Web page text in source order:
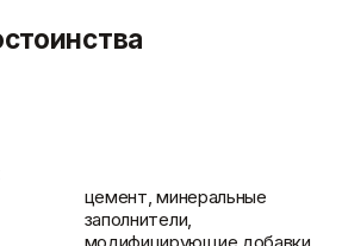
Показать больше
устойчивое к нагрузкам и
: В составе клея
цемент, минеральные
заполнители,